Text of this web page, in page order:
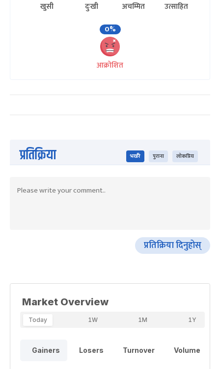
खुसी दुःखी अचम्मित
उत्साहित
0%
आक्रोशित
प्रतिक्रिया भर्खरै पुराना लोकप्रिय
प्रतिक्रिया दिनुहोस्